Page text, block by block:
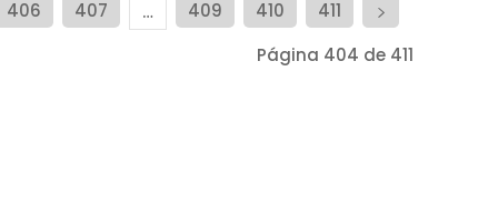
406 407 … 409 410
411
Página 404 de 411